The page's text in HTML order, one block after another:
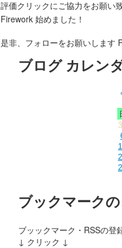
評価クリックにご協力をお願い
Firework 始めました！
是非、フォローをお願いします
ブログ カレン
ブックマーク
ブッックマーク・RSSの登
↓ クリック ↓